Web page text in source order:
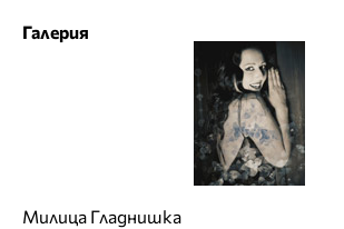
Галерия
Милица Гладнишка